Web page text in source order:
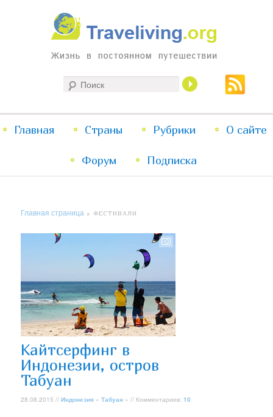
Traveliving
Жизнь в постоянном путешествии
меню
Перейти
к
Перейти
к
Главная Страны Рубрики О сайте
Форум Подписка
Главная страница » ФЕСТИВАЛИ
Кайтсерфинг в
Индонезии, остров
Табуан
28.08.2015 //Индонезия »Табуан » // Комментариев:10